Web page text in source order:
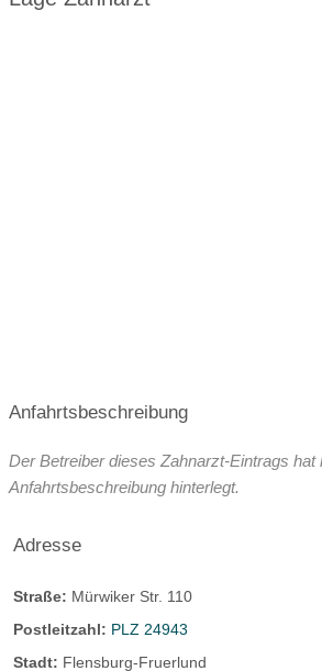
Anfahrtsbeschreibung
Der Betreiber dieses Zahnarzt-Eintrags hat
Anfahrtsbeschreibung hinterlegt.
Adresse
Straße: Mürwiker Str. 110
Postleitzahl: PLZ 24943
Stadt: Flensburg-Fruerlund